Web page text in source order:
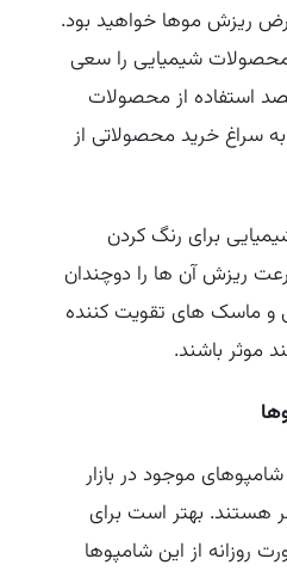
ریزش موها خواهید بود.
محصولات شیمیایی را سعی
استفاده از محصولات
به سراغ خرید محصولاتی از
برای رنگ کردن
ریزش آن ها را دوچندان
و ماسک‌ های تقویت کننده
موثر باشند.
موجود در بازار
هستند. بهتر است برای
روزانه از این شامپوها